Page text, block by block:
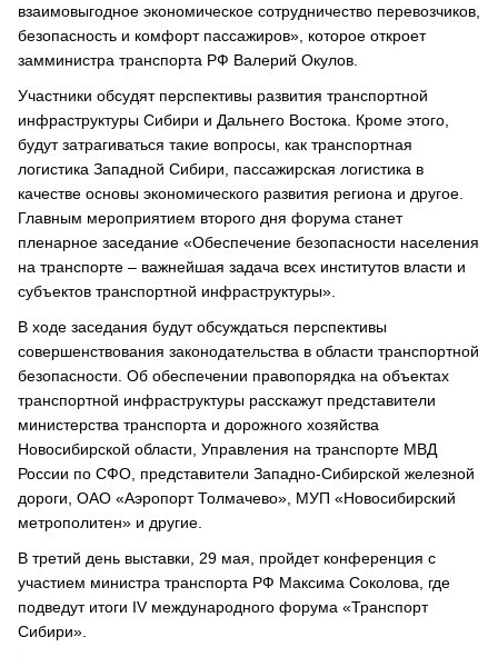
взаимовыгодное экономическое сотрудничество перевозчиков,
безопасность и комфорт пассажиров», которое откроет
замминистра транспорта РФ Валерий Окулов.
Участники обсудят перспективы развития транспортной
инфраструктуры Сибири и Дальнего Востока. Кроме этого,
будут затрагиваться такие вопросы, как транспортная
логистика Западной Сибири, пассажирская логистика в
качестве основы экономического развития региона и другое.
Главным мероприятием второго дня форума станет
пленарное заседание «Обеспечение безопасности населения
на транспорте – важнейшая задача всех институтов власти и
субъектов транспортной инфраструктуры».
В ходе заседания будут обсуждаться перспективы
совершенствования законодательства в области транспортной
безопасности. Об обеспечении правопорядка на объектах
транспортной инфраструктуры расскажут представители
министерства транспорта и дорожного хозяйства
Новосибирской области, Управления на транспорте МВД
России по СФО, представители Западно-Сибирской железной
дороги, ОАО «Аэропорт Толмачево», МУП «Новосибирский
метрополитен» и другие.
В третий день выставки, 29 мая, пройдет конференция с
участием министра транспорта РФ Максима Соколова, где
подведут итоги IV международного форума «Транспорт
Сибири».